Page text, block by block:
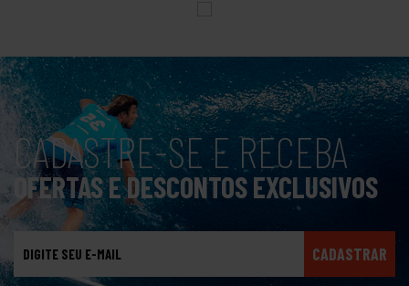
CADASTRE-SE E RECEBA
OFERTAS E DESCONTOS EXCLUSIVOS
CADASTRAR